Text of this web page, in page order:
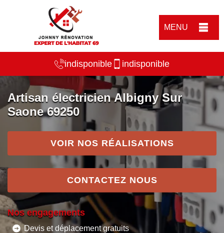
MENU
indisponible indisponible
Artisan électricien Albigny Sur
Saone 69250
VOIR NOS RÉALISATIONS
CONTACTEZ NOUS
Nos engagements
Devis et déplacement gratuits